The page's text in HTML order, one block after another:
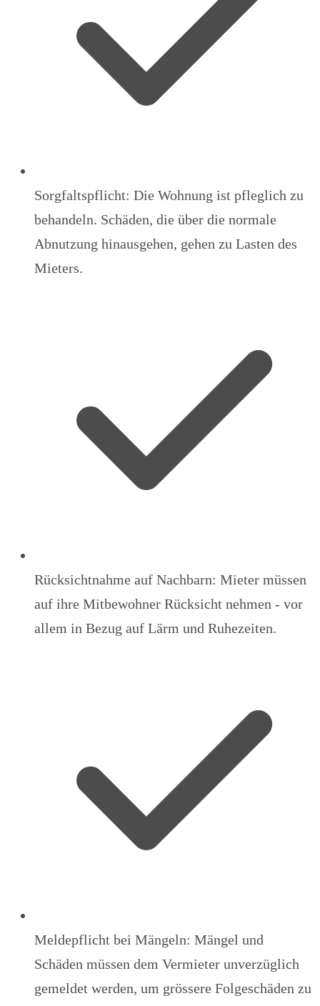
Sorgfaltspflicht: Die Wohnung ist pfleglich zu
behandeln. Schäden, die über die normale
Abnutzung hinausgehen, gehen zu Lasten des
Mieters.
Rücksichtnahme auf Nachbarn: Mieter müssen
auf ihre Mitbewohner Rücksicht nehmen - vor
allem in Bezug auf Lärm und Ruhezeiten.
Meldepflicht bei Mängeln: Mängel und
Schäden müssen dem Vermieter unverzüglich
gemeldet werden, um grössere Folgeschäden zu